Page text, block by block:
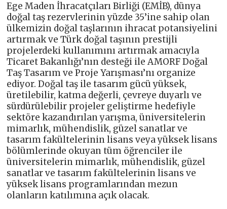
Ege Maden İhracatçıları Birliği (EMİB), dünya
doğal taş rezervlerinin yüzde 35’ine sahip olan
ülkemizin doğal taşlarının ihracat potansiyelini
artırmak ve Türk doğal taşının prestijli
projelerdeki kullanımını artırmak amacıyla
Ticaret Bakanlığı’nın desteği ile AMORF Doğal
Taş Tasarım ve Proje Yarışması’nı organize
ediyor. Doğal taş ile tasarım gücü yüksek,
üretilebilir, katma değerli, çevreye duyarlı ve
sürdürülebilir projeler geliştirme hedefiyle
sektöre kazandırılan yarışma, üniversitelerin
mimarlık, mühendislik, güzel sanatlar ve
tasarım fakültelerinin lisans veya yüksek lisans
bölümlerinde okuyan tüm öğrenciler ile
üniversitelerin mimarlık, mühendislik, güzel
sanatlar ve tasarım fakültelerinin lisans ve
yüksek lisans programlarından mezun
olanların katılımına açık olacak.